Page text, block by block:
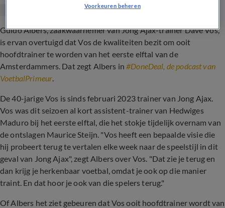
Guido Albers, zaakwaarnemer van Jong Ajax-trainer Dave Vos,
is ervan overtuigd dat Vos de kwaliteiten bezit om ooit
hoofdtrainer te worden van het eerste elftal van de
Amsterdammers. Dat zegt Albers in#DoneDeal, de podcast van
VoetbalPrimeur.
De 40-jarige Vos is sinds februari 2023 trainer van Jong Ajax.
Vos was dit seizoen al kort assistent-trainer van Hedwiges
Maduro bij het eerste elftal, die het stokje tijdelijk overnam van
de ontslagen Maurice Steijn. "Vos heeft een bepaalde visie die
hij probeert terug te vertalen elke week naar de speelstijl in dit
geval van Jong Ajax", zegt Albers over Vos. "Dat zie je terug en
dan krijg je herkenbaar voetbal, omdat je ook op die manier
traint. En dat hoor je ook van die spelers terug."
Of Albers het ziet gebeuren dat Vos ooit hoofdtrainer wordt van
Voorkeuren beheren